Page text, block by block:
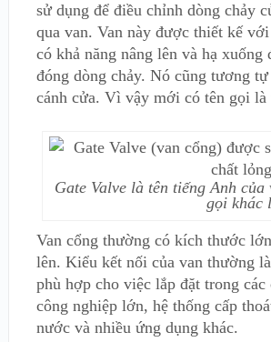
sử dụng để điều chỉnh dòng chảy
qua van. Van này được thiết kế
có khả năng nâng lên và hạ xuống
đóng dòng chảy. Nó cũng tương
cánh cửa. Vì vậy mới có tên gọi là
Gate Valve là tên tiếng Anh
gọi khác
Van cổng thường có kích thước
lên. Kiểu kết nối của van thường
phù hợp cho việc lắp đặt trong
công nghiệp lớn, hệ thống cấp
nước và nhiều ứng dụng khác.